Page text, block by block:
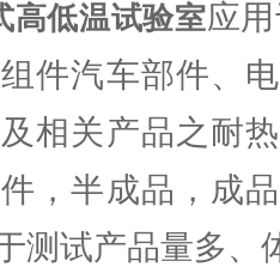
高低温试验室应
件汽车部件、
相关产品之耐
，半成品，成
测试产品量多、